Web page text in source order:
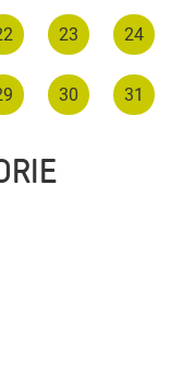
23 24
30 31